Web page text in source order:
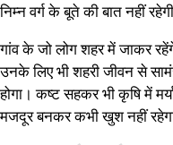
निम्न वर्ग के बूते की बात नहीं
गांव के जो लोग शहर में जाकर
उनके लिए भी शहरी जीवन से
होगा। कष्ट सहकर भी कृषि में
मजदूर बनकर कभी खुश नहीं